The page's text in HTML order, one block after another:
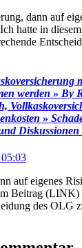
dann auf
hatte in
werden » By
»
Diskussionen
auf eigenes
Beitrag (LINK)
des OLG